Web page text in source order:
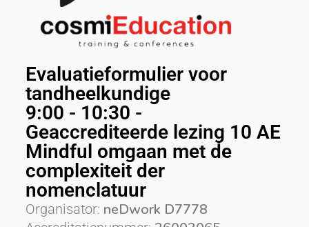
Evaluatieformulier voor
tandheelkundige
9:00 - 10:30 -
Geaccrediteerde lezing 10 AE
Mindful omgaan met de
complexiteit der
nomenclatuur
Organisator: neDwork D7778